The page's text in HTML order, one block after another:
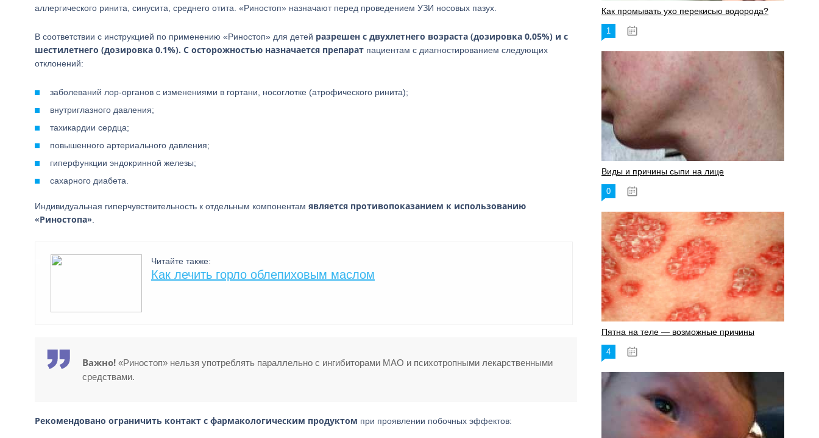
аллергического ринита, синусита, среднего отита. «Риностоп» назначают перед проведением УЗИ носовых пазух.
В соответствии с инструкцией по применению «Риностоп» для детей разрешен с двухлетнего возраста (дозировка 0,05%) и с
шестилетнего (дозировка 0.1%). С осторожностью назначается препарат пациентам с диагностированием следующих
отклонений:
заболеваний лор-органов с изменениями в гортани, носоглотке (атрофического ринита);
внутриглазного давления;
тахикардии сердца;
повышенного артериального давления;
гиперфункции эндокринной железы;
сахарного диабета.
Индивидуальная гиперчувствительность к отдельным компонентам является противопоказанием к использованию
«Риностопа»
Читайте также:
Как лечить горло облепиховым маслом
Важно! «Риностоп» нельзя употреблять параллельно с ингибиторами МАО и психотропными лекарственными
средствами.
Рекомендовано ограничить контакт с фармакологическим продуктом при проявлении побочных эффектов:
Как промывать ухо перекисью водорода?
1
Виды и причины сыпи на лице
0
Пятна на теле — возможные причины
4